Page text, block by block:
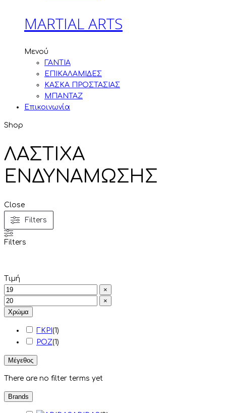
MARTIAL ARTS
Μενού
ΓΑΝΤΙΑ
ΕΠΙΚΑΛΑΜΙΔΕΣ
ΚΑΣΚΑ ΠΡΟΣΤΑΣΙΑΣ
ΜΠΑΝΤΑΖ
Επικοινωνία
Shop
ΛΑΣΤΙΧΑ
ΕΝΔΥΝΑΜΩΣΗΣ
Close
Filters
Filters
Τιμή
×
×
Χρώμα
ΓΚΡΙ(1)
ΡOZ(1)
Μέγεθος
There are no filter terms yet
Brands